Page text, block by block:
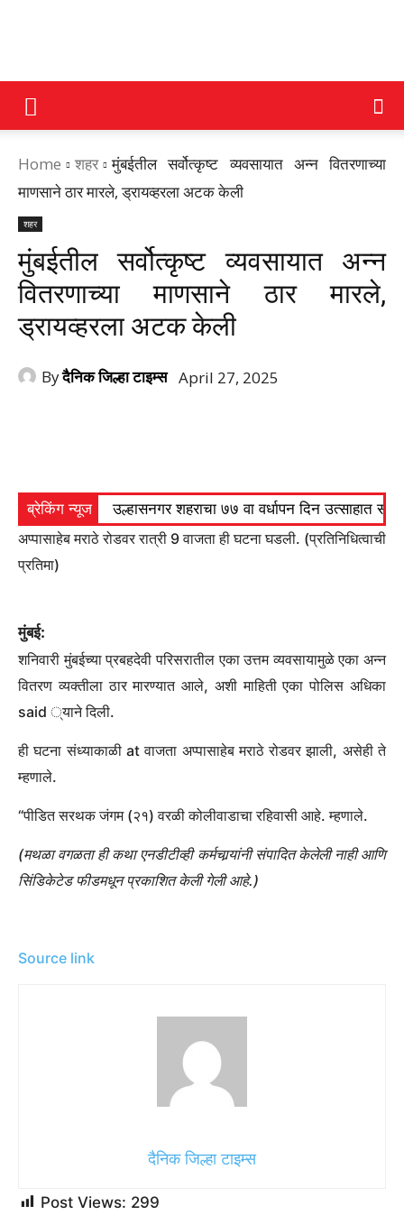
DAINIK
JILHA
Home शहर
मुंबईतील सर्वोत्कृष्ट व्यवसायात अन्न वितरणाच्या
माणसाने ठार मारले, ड्रायव्हरला अटक केली
शहर
मुंबईतील सर्वोत्कृष्ट व्यवसायात अन्न
वितरणाच्या माणसाने ठार मारले,
ड्रायव्हरला अटक केली
Byदैनिक जिल्हा टाइम्स April 27, 2025
ब्रेकिंग न्यूज उल्हासनगर शहराचा ७७ वा वर्धापन दिन उत्साहात
अप्पासाहेब मराठे रोडवर रात्री 9 वाजता ही घटना घडली. (प्रतिनिधित्वाची
प्रतिमा)
मुंबई:
शनिवारी मुंबईच्या प्रबहदेवी परिसरातील एका उत्तम व्यवसायामुळे एका अन्न
वितरण व्यक्तीला ठार मारण्यात आले, अशी माहिती एका पोलिस अधिका
said ्याने दिली.
ही घटना संध्याकाळी at वाजता अप्पासाहेब मराठे रोडवर झाली, असेही ते
म्हणाले.
“पीडित सरथक जंगम (२१) वरळी कोलीवाडाचा रहिवासी आहे. म्हणाले.
(मथळा वगळता ही कथा एनडीटीव्ही कर्मचार्‍यांनी संपादित केलेली नाही आणि
सिंडिकेटेड फीडमधून प्रकाशित केली गेली आहे.)
Source link
दैनिक जिल्हा टाइम्स
Post Views: 299